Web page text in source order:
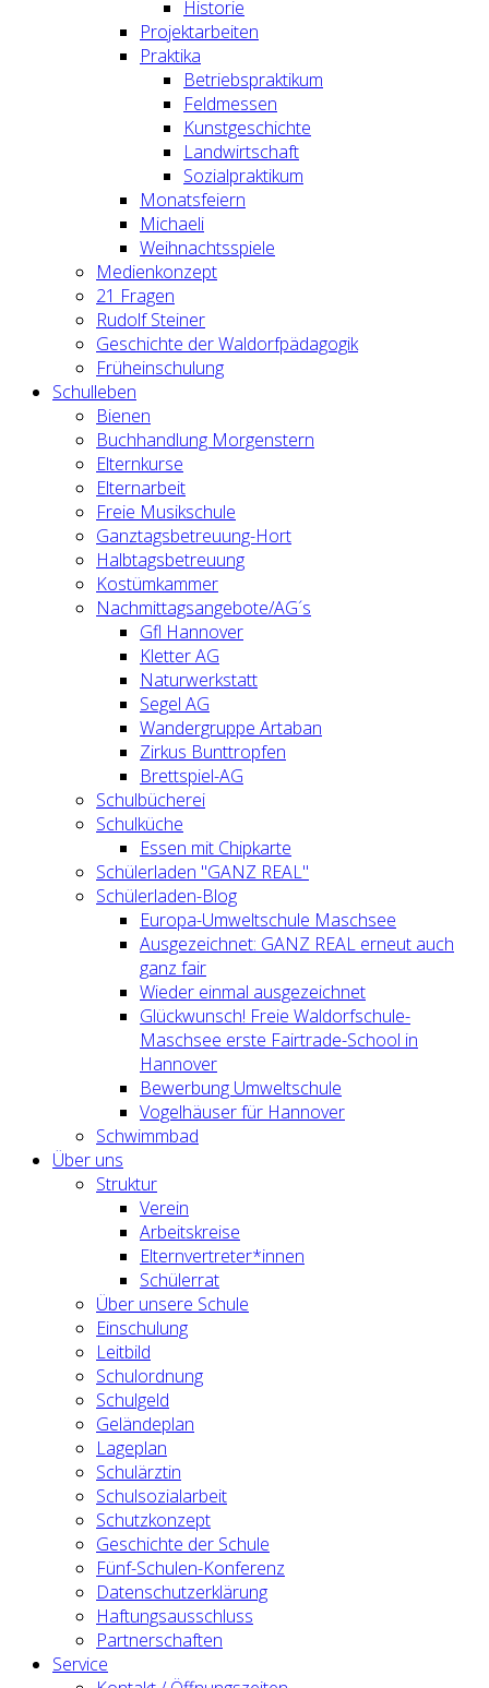
Historie
Projektarbeiten
Praktika
Betriebspraktikum
Feldmessen
Kunstgeschichte
Landwirtschaft
Sozialpraktikum
Monatsfeiern
Michaeli
Weihnachtsspiele
Medienkonzept
21 Fragen
Rudolf Steiner
Geschichte der Waldorfpädagogik
Früheinschulung
Schulleben
Bienen
Buchhandlung Morgenstern
Elternkurse
Elternarbeit
Freie Musikschule
Ganztagsbetreuung-Hort
Halbtagsbetreuung
Kostümkammer
Nachmittagsangebote/AG´s
Gfl Hannover
Kletter AG
Naturwerkstatt
Segel AG
Wandergruppe Artaban
Zirkus Bunttropfen
Brettspiel-AG
Schulbücherei
Schulküche
Essen mit Chipkarte
Schülerladen "GANZ REAL"
Schülerladen-Blog
Europa-Umweltschule Maschsee
Ausgezeichnet: GANZ REAL erneut auch
ganz fair
Wieder einmal ausgezeichnet
Glückwunsch! Freie Waldorfschule-
Maschsee erste Fairtrade-School in
Hannover
Bewerbung Umweltschule
Vogelhäuser für Hannover
Schwimmbad
Über uns
Struktur
Verein
Arbeitskreise
Elternvertreter*innen
Schülerrat
Über unsere Schule
Einschulung
Leitbild
Schulordnung
Schulgeld
Geländeplan
Lageplan
Schulärztin
Schulsozialarbeit
Schutzkonzept
Geschichte der Schule
Fünf-Schulen-Konferenz
Datenschutzerklärung
Haftungsausschluss
Partnerschaften
Service